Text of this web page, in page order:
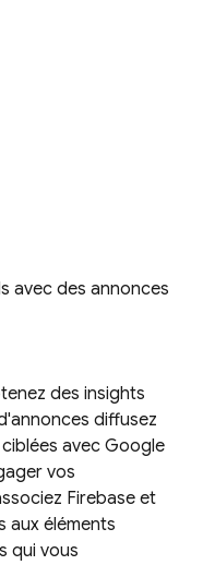
avec des annonces
des insights
diffusez
avec Google
vos
Firebase et
aux éléments
qui vous